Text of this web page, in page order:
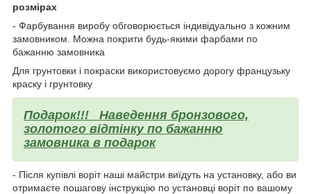
розмірах
- Фарбування виробу обговорюється індивідуально з кожним
замовником. Можна покрити будь-якими фарбами по
бажанню замовника
Для грунтовки і покраски використовуємо дорогу французьку
краску і грунтовку
Подарок!!! Наведення бронзового,
золотого відтінку по бажанню
замовника в подарок
- Після купівлі воріт наші майстри виїдуть на установку, або ви
отримаєте пошагову інструкцію по установці воріт по вашому